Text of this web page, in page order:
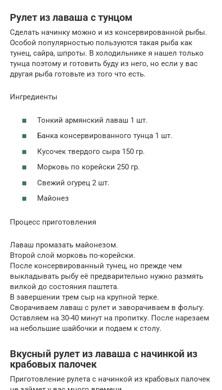
Рулет из лаваша с тунцом
Сделать начинку можно и из консервированной рыбы.
Особой популярностью пользуются такая рыба как
тунец, сайра, шпроты. В холодильнике я нашел только
тунца поэтому и готовить буду из него, но если у вас
другая рыба готовьте из того что есть.
Ингредиенты
Тонкий армянский лаваш 1 шт.
Банка консервированного тунца 1 шт.
Кусочек твердого сыра 150 гр.
Морковь по корейски 250 гр.
Свежий огурец 2 шт.
Майонез
Процесс приготовления
Лаваш промазать майонезом.
Второй слой морковь по-корейски.
После консервированный тунец, но прежде чем
выкладывать рыбу её предварительно нужно размять
вилкой до состояния паштета.
В завершении трем сыр на крупной терке.
Сворачиваем лаваш с рулет и заворачиваем в фольгу.
Оставляем на 30-40 минут на пропитку. После нарезаем
на небольшие шайбочки и подаем к столу.
Вкусный рулет из лаваша с начинкой из
крабовых палочек
Приготовление рулета с начинкой из крабовых палочек